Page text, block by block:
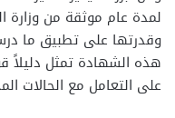
لمدة عام موثقة من وزارة
وقدرتها على تطبيق ما
هذه الشهادة تمثل دليلاً
على التعامل مع الحالات